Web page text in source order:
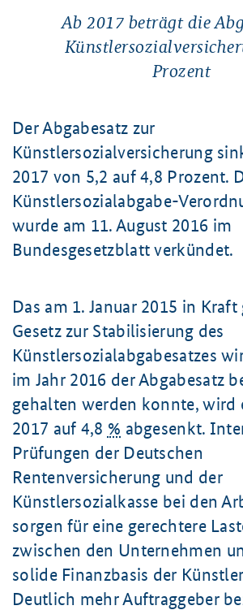
Ab 2017 beträgt die
Prozent
Der Abgabesatz zur
Künstlersozialversicherung
2017 von 5,2 auf 4,8 Prozent.
Künstlersozialabgabe-
wurde am 11. August 2016 im
Bundesgesetzblatt verkündet.
Das am 1. Januar 2015 in
Gesetz zur Stabilisierung des
Künstlersozialabgabesatzes
im Jahr 2016 der Abgabesatz
gehalten werden konnte, wird
2017 auf 4,8 % abgesenkt.
Prüfungen der Deutschen
Rentenversicherung und der
Künstlersozialkasse bei den
sorgen für eine gerechtere
zwischen den Unternehmen
solide Finanzbasis der
Deutlich mehr Auftraggeber